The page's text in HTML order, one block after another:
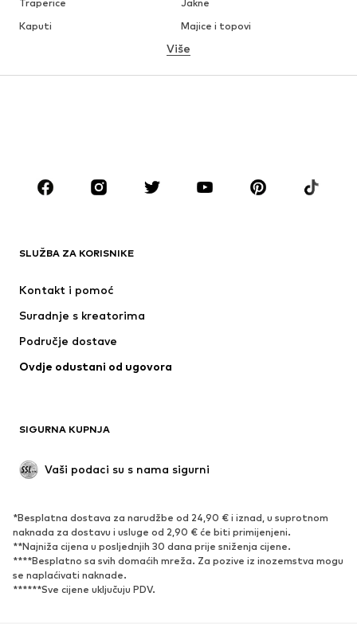
Traperice
Jakne
Kaputi
Majice i topovi
Donje rublje
Suknje
Bluze i tunike
Dodaci
Premium
Novo
Donje rublje
Kaputi
Posebne prigode
Ekskluzivno
OBUĆA
Novo
Popularno
Tenisice
Više
SLUŽBA ZA KORISNIKE
Kontakt i pomoć
Suradnje s kreatorima
Područje dostave
Ovdje odustani od ugovora
SIGURNA KUPNJA
Vaši podaci su s nama sigurni
*Besplatna dostava za narudžbe od 24,90 € i iznad, u suprotnom
naknada za dostavu i usluge od 2,90 € će biti primijenjeni.
**Najniža cijena u posljednjih 30 dana prije sniženja cijene.
****Besplatno sa svih domaćih mreža. Za pozive iz inozemstva mogu
se naplaćivati ​​naknade.
******Sve cijene uključuju PDV.